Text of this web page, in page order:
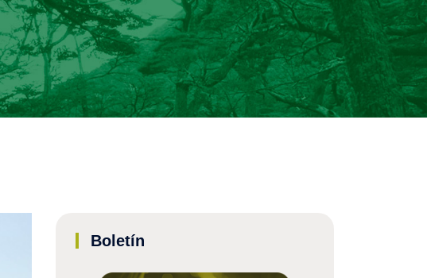
Boletín